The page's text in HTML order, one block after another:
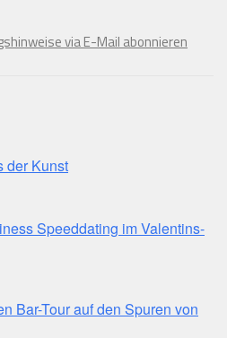
via E-Mail abonnieren
der Kunst
Speeddating im Valentins-
Bar-Tour auf den Spuren von